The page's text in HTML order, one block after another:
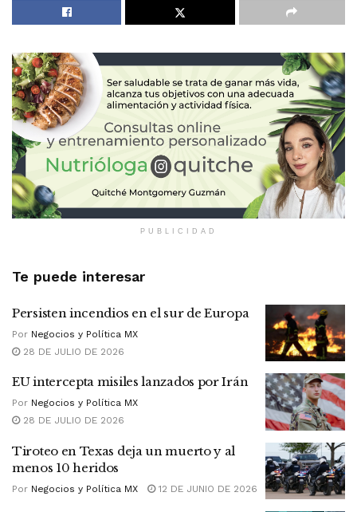
PUBLICIDAD
Te puede interesar
Persisten incendios en el sur de Europa
Por Negocios y Política MX
28 DE JULIO DE 2026
EU intercepta misiles lanzados por Irán
Por Negocios y Política MX
28 DE JULIO DE 2026
Tiroteo en Texas deja un muerto y al
menos 10 heridos
Por Negocios y Política MX 12 DE JUNIO DE 2026